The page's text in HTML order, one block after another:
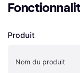
Produit
Nom du produit